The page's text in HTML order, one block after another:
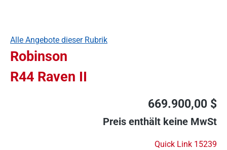
Alle Angebote dieser Rubrik
Robinson
R44 Raven II
669.900,00 $
Preis enthält keine MwSt
Quick Link 15239